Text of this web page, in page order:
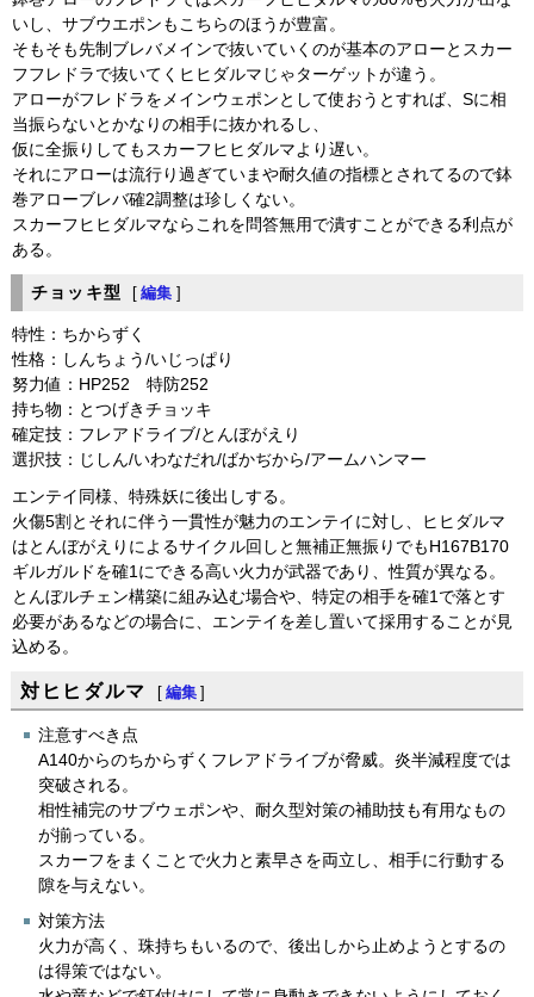
いし、サブウエポンもこちらのほうが豊富。
そもそも先制ブレバメインで抜いていくのが基本のアローとスカー
フフレドラで抜いてくヒヒダルマじゃターゲットが違う。
アローがフレドラをメインウェポンとして使おうとすれば、Sに相
当振らないとかなりの相手に抜かれるし、
仮に全振りしてもスカーフヒヒダルマより遅い。
それにアローは流行り過ぎていまや耐久値の指標とされてるので鉢
巻アローブレバ確2調整は珍しくない。
スカーフヒヒダルマならこれを問答無用で潰すことができる利点が
ある。
チョッキ型 [ 編集 ]
特性：ちからずく
性格：しんちょう/いじっぱり
努力値：HP252 特防252
持ち物：とつげきチョッキ
確定技：フレアドライブ/とんぼがえり
選択技：じしん/いわなだれ/ばかぢから/アームハンマー
エンテイ同様、特殊妖に後出しする。
火傷5割とそれに伴う一貫性が魅力のエンテイに対し、ヒヒダルマ
はとんぼがえりによるサイクル回しと無補正無振りでもH167B170
ギルガルドを確1にできる高い火力が武器であり、性質が異なる。
とんぼルチェン構築に組み込む場合や、特定の相手を確1で落とす
必要があるなどの場合に、エンテイを差し置いて採用することが見
込める。
対ヒヒダルマ [ 編集 ]
注意すべき点
A140からのちからずくフレアドライブが脅威。炎半減程度では
突破される。
相性補完のサブウェポンや、耐久型対策の補助技も有用なもの
が揃っている。
スカーフをまくことで火力と素早さを両立し、相手に行動する
隙を与えない。
対策方法
火力が高く、珠持ちもいるので、後出しから止めようとするの
は得策ではない。